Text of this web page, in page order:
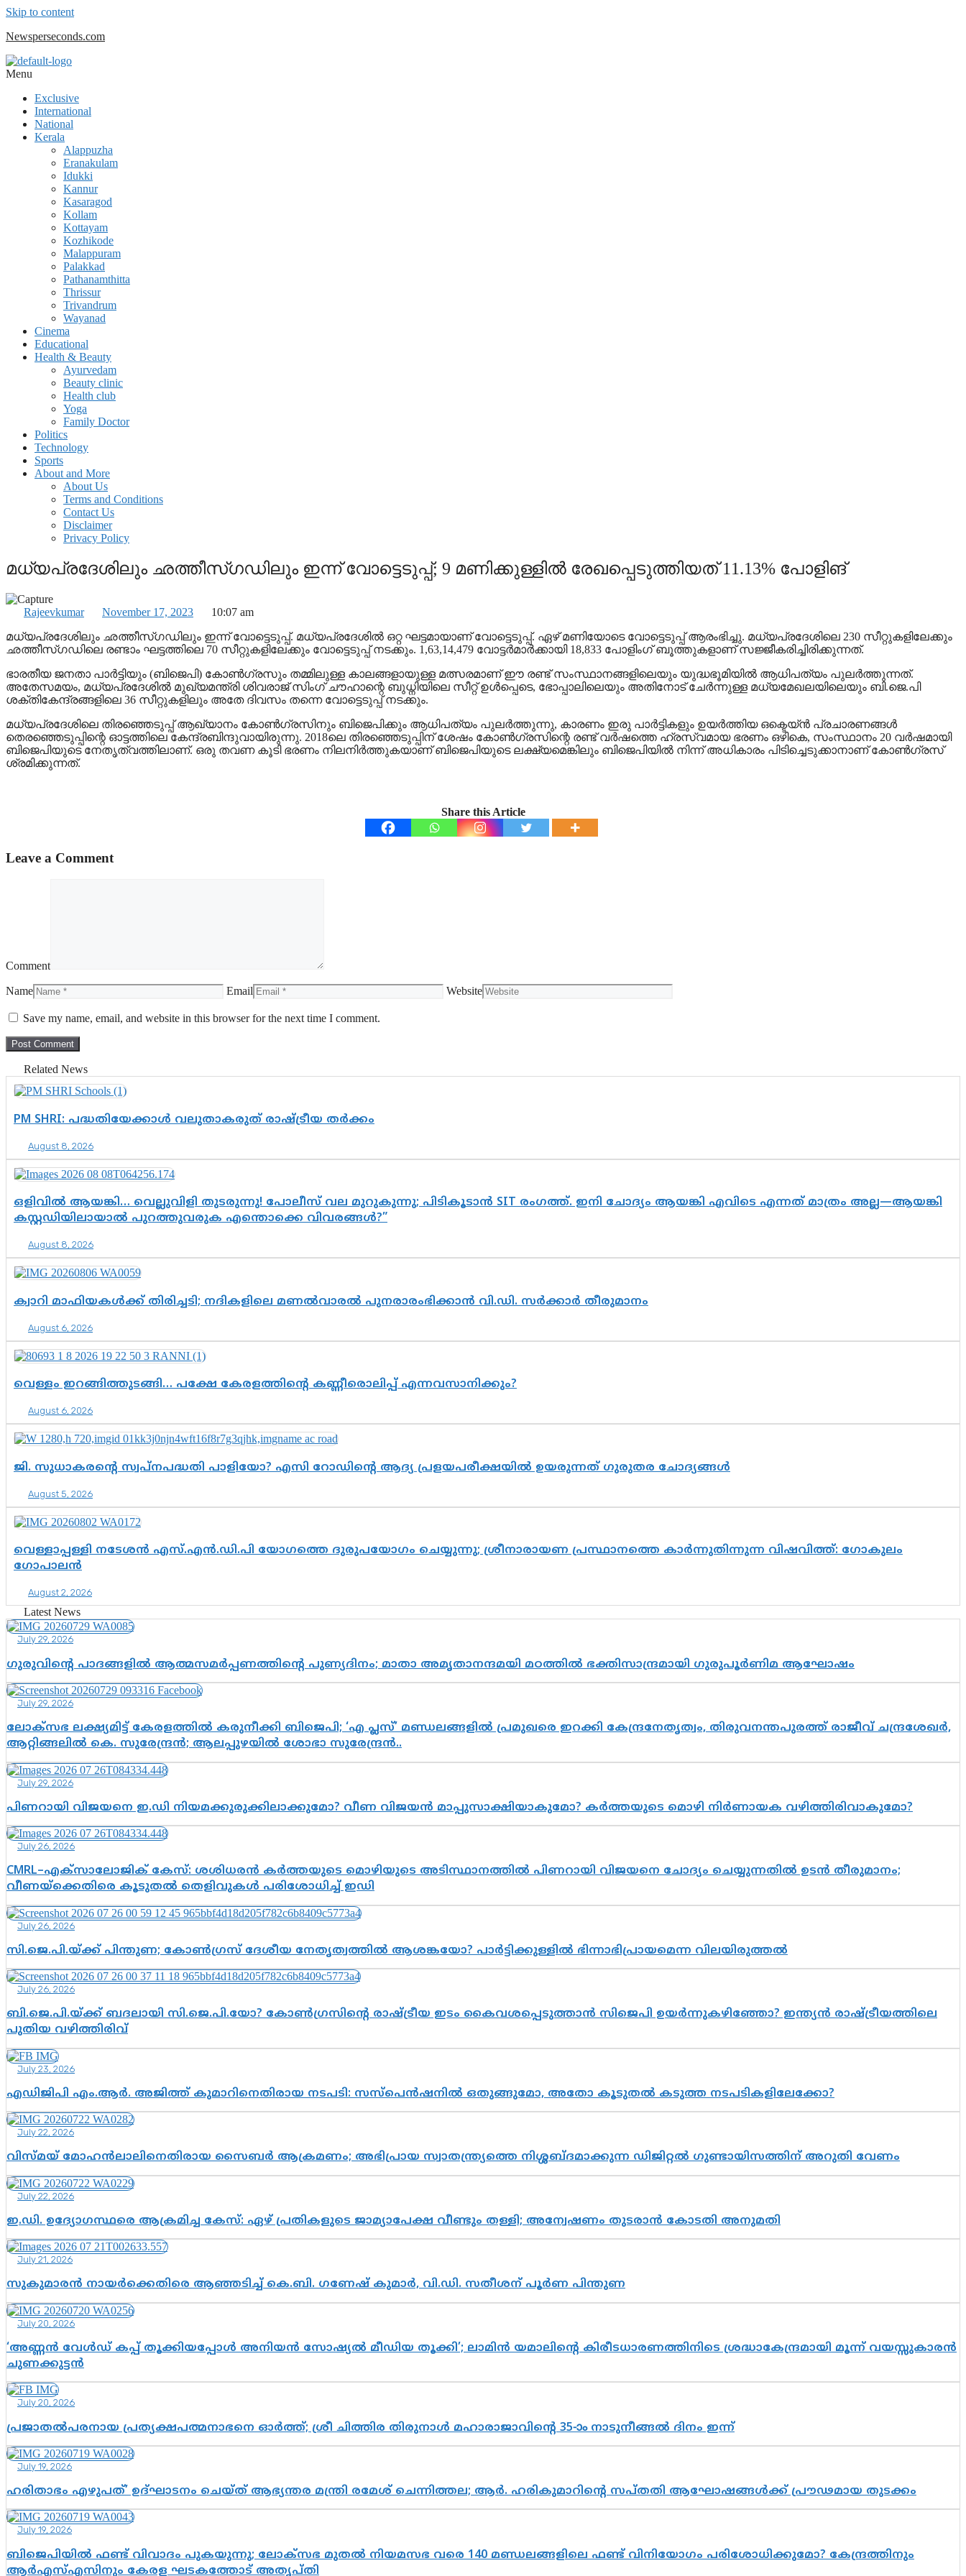
Skip to content
Newsperseconds.com
Menu
Exclusive
International
National
Kerala
Alappuzha
Eranakulam
Idukki
Kannur
Kasaragod
Kollam
Kottayam
Kozhikode
Malappuram
Palakkad
Pathanamthitta
Thrissur
Trivandrum
Wayanad
Cinema
Educational
Health & Beauty
Ayurvedam
Beauty clinic
Health club
Yoga
Family Doctor
Politics
Technology
Sports
About and More
About Us
Terms and Conditions
Contact Us
Disclaimer
Privacy Policy
മധ്യപ്രദേശിലും ഛത്തീസ്ഗഡിലും ഇന്ന് വോട്ടെടുപ്പ്; 9 മണിക്കുള്ളില്‍ രേഖപ്പെടുത്തിയത് 11.13% പോളിങ്
Rajeevkumar November 17, 2023
10:07 am
മധ്യപ്രദേശിലും ഛത്തീസ്ഗഡിലും ഇന്ന് വോട്ടെടുപ്പ്. മധ്യപ്രദേശില്‍ ഒറ്റ ഘട്ടമായാണ് വോട്ടെടുപ്പ്. ഏഴ് മണിയോടെ വോട്ടെടുപ്പ് ആരംഭിച്ചു. മധ്യപ്രദേശിലെ 230 സീറ്റുകളിലേക്കും
ഛത്തീസ്ഗഡിലെ രണ്ടാം ഘട്ടത്തിലെ 70 സീറ്റുകളിലേക്കും വോട്ടെടുപ്പ് നടക്കും. 1,63,14,479 വോട്ടര്‍മാര്‍ക്കായി 18,833 പോളിംഗ് ബൂത്തുകളാണ് സജ്ജീകരിച്ചിരിക്കുന്നത്.
ഭാരതീയ ജനതാ പാര്‍ട്ടിയും (ബിജെപി) കോണ്‍ഗ്രസും തമ്മിലുള്ള കാലങ്ങളായുള്ള മത്സരമാണ് ഈ രണ്ട് സംസ്ഥാനങ്ങളിലെയും യുദ്ധഭൂമിയില്‍ ആധിപത്യം പുലര്‍ത്തുന്നത്.
അതേസമയം, മധ്യപ്രദേശില്‍ മുഖ്യമന്ത്രി ശിവരാജ് സിംഗ് ചൗഹാന്റെ ബുധ്നിയിലെ സീറ്റ് ഉള്‍പ്പെടെ, ഭോപ്പാലിലെയും അതിനോട് ചേര്‍ന്നുള്ള മധ്യമേഖലയിലെയും ബി.ജെ.പി
ശക്തികേന്ദ്രങ്ങളിലെ 36 സീറ്റുകളിലും അതേ ദിവസം തന്നെ വോട്ടെടുപ്പ് നടക്കും.
മധ്യപ്രദേശിലെ തിരഞ്ഞെടുപ്പ് ആഖ്യാനം കോണ്‍ഗ്രസിനും ബിജെപിക്കും ആധിപത്യം പുലര്‍ത്തുന്നു, കാരണം ഇരു പാര്‍ട്ടികളും ഉയര്‍ത്തിയ ഒക്ടെയ്ന്‍ പ്രചാരണങ്ങള്‍
തെരഞ്ഞെടുപ്പിന്റെ ഓട്ടത്തിലെ കേന്ദ്രബിന്ദുവായിരുന്നു. 2018ലെ തിരഞ്ഞെടുപ്പിന് ശേഷം കോണ്‍ഗ്രസിന്റെ രണ്ട് വര്‍ഷത്തെ ഹ്രസ്വമായ ഭരണം ഒഴികെ, സംസ്ഥാനം 20 വര്‍ഷമായി
ബിജെപിയുടെ നേതൃത്വത്തിലാണ്. ഒരു തവണ കൂടി ഭരണം നിലനിര്‍ത്തുകയാണ് ബിജെപിയുടെ ലക്ഷ്യമെങ്കിലും ബിജെപിയില്‍ നിന്ന് അധികാരം പിടിച്ചെടുക്കാനാണ് കോണ്‍ഗ്രസ്
ശ്രമിക്കുന്നത്.
Share this Article
Leave a Comment
Comment
Name Email Website
Save my name, email, and website in this browser for the next time I comment.
Related News
PM SHRI: പദ്ധതിയേക്കാൾ വലുതാകരുത് രാഷ്ട്രീയ തർക്കം
August 8, 2026
ഒളിവിൽ ആയങ്കി… വെല്ലുവിളി തുടരുന്നു! പോലീസ് വല മുറുകുന്നു; പിടികൂടാൻ SIT രംഗത്ത്. ഇനി ചോദ്യം ആയങ്കി എവിടെ എന്നത് മാത്രം അല്ല—ആയങ്കി
കസ്റ്റഡിയിലായാൽ പുറത്തുവരുക എന്തൊക്കെ വിവരങ്ങൾ?”
August 8, 2026
ക്വാറി മാഫിയകൾക്ക് തിരിച്ചടി; നദികളിലെ മണൽവാരൽ പുനരാരംഭിക്കാൻ വി.ഡി. സർക്കാർ തീരുമാനം
August 6, 2026
വെള്ളം ഇറങ്ങിത്തുടങ്ങി… പക്ഷേ കേരളത്തിന്റെ കണ്ണീരൊലിപ്പ് എന്നവസാനിക്കും?
August 6, 2026
ജി. സുധാകരന്റെ സ്വപ്നപദ്ധതി പാളിയോ? എസി റോഡിന്റെ ആദ്യ പ്രളയപരീക്ഷയിൽ ഉയരുന്നത് ഗുരുതര ചോദ്യങ്ങൾ
August 5, 2026
വെള്ളാപ്പള്ളി നടേശൻ എസ്.എൻ.ഡി.പി യോഗത്തെ ദുരുപയോഗം ചെയ്യുന്നു; ശ്രീനാരായണ പ്രസ്ഥാനത്തെ കാർന്നുതിന്നുന്ന വിഷവിത്ത്: ഗോകുലം
ഗോപാലൻ
August 2, 2026
Latest News
July 29, 2026
ഗുരുവിന്റെ പാദങ്ങളിൽ ആത്മസമർപ്പണത്തിന്റെ പുണ്യദിനം; മാതാ അമൃതാനന്ദമയി മഠത്തിൽ ഭക്തിസാന്ദ്രമായി ഗുരുപൂർണിമ ആഘോഷം
July 29, 2026
ലോക്സഭ ലക്ഷ്യമിട്ട് കേരളത്തിൽ കരുനീക്കി ബിജെപി; ‘എ പ്ലസ്’ മണ്ഡലങ്ങളിൽ പ്രമുഖരെ ഇറക്കി കേന്ദ്രനേതൃത്വം, തിരുവനന്തപുരത്ത് രാജീവ് ചന്ദ്രശേഖർ,
ആറ്റിങ്ങലിൽ കെ. സുരേന്ദ്രൻ; ആലപ്പുഴയിൽ ശോഭാ സുരേന്ദ്രൻ..
July 29, 2026
പിണറായി വിജയനെ ഇ.ഡി നിയമക്കുരുക്കിലാക്കുമോ? വീണ വിജയൻ മാപ്പുസാക്ഷിയാകുമോ? കർത്തയുടെ മൊഴി നിർണായക വഴിത്തിരിവാകുമോ?
July 26, 2026
CMRL–എക്‌സാലോജിക് കേസ്: ശശിധരൻ കർത്തയുടെ മൊഴിയുടെ അടിസ്ഥാനത്തിൽ പിണറായി വിജയനെ ചോദ്യം ചെയ്യുന്നതിൽ ഉടൻ തീരുമാനം;
വീണയ്‌ക്കെതിരെ കൂടുതൽ തെളിവുകൾ പരിശോധിച്ച് ഇഡി
July 26, 2026
സി.ജെ.പി.യ്ക്ക് പിന്തുണ; കോൺഗ്രസ് ദേശീയ നേതൃത്വത്തിൽ ആശങ്കയോ? പാർട്ടിക്കുള്ളിൽ ഭിന്നാഭിപ്രായമെന്ന വിലയിരുത്തൽ
July 26, 2026
ബി.ജെ.പി.യ്ക്ക് ബദലായി സി.ജെ.പി.യോ? കോൺഗ്രസിന്റെ രാഷ്ട്രീയ ഇടം കൈവശപ്പെടുത്താൻ സിജെപി ഉയർന്നുകഴിഞ്ഞോ? ഇന്ത്യൻ രാഷ്ട്രീയത്തിലെ
പുതിയ വഴിത്തിരിവ്
July 23, 2026
എഡിജിപി എം.ആർ. അജിത്ത് കുമാറിനെതിരായ നടപടി: സസ്പെൻഷനിൽ ഒതുങ്ങുമോ, അതോ കൂടുതൽ കടുത്ത നടപടികളിലേക്കോ?
July 22, 2026
വിസ്മയ് മോഹൻലാലിനെതിരായ സൈബർ ആക്രമണം; അഭിപ്രായ സ്വാതന്ത്ര്യത്തെ നിശ്ശബ്ദമാക്കുന്ന ഡിജിറ്റൽ ഗുണ്ടായിസത്തിന് അറുതി വേണം
July 22, 2026
ഇ.ഡി. ഉദ്യോഗസ്ഥരെ ആക്രമിച്ച കേസ്: ഏഴ് പ്രതികളുടെ ജാമ്യാപേക്ഷ വീണ്ടും തള്ളി; അന്വേഷണം തുടരാൻ കോടതി അനുമതി
July 21, 2026
സുകുമാരൻ നായർക്കെതിരെ ആഞ്ഞടിച്ച് കെ.ബി. ഗണേഷ് കുമാർ, വി.ഡി. സതീശന് പൂർണ പിന്തുണ
July 20, 2026
‘അണ്ണൻ വേൾഡ് കപ്പ് തൂക്കിയപ്പോൾ അനിയൻ സോഷ്യൽ മീഡിയ തൂക്കി’; ലാമിൻ യമാലിന്റെ കിരീടധാരണത്തിനിടെ ശ്രദ്ധാകേന്ദ്രമായി മൂന്ന് വയസ്സുകാരൻ
ചുണക്കുട്ടൻ
July 20, 2026
പ്രജാതൽപരനായ പ്രത്യക്ഷപത്മനാഭനെ ഓർത്ത്; ശ്രീ ചിത്തിര തിരുനാൾ മഹാരാജാവിന്റെ 35-ാം നാടുനീങ്ങൽ ദിനം ഇന്ന്
July 19, 2026
ഹരിതാഭം എഴുപത്’ ഉദ്ഘാടനം ചെയ്ത് ആഭ്യന്തര മന്ത്രി രമേശ് ചെന്നിത്തല; ആർ. ഹരികുമാറിന്റെ സപ്തതി ആഘോഷങ്ങൾക്ക് പ്രൗഢമായ തുടക്കം
July 19, 2026
ബിജെപിയിൽ ഫണ്ട് വിവാദം പുകയുന്നു; ലോക്സഭ മുതൽ നിയമസഭ വരെ 140 മണ്ഡലങ്ങളിലെ ഫണ്ട് വിനിയോഗം പരിശോധിക്കുമോ? കേന്ദ്രത്തിനും
ആർഎസ്എസിനും കേരള ഘടകത്തോട് അതൃപ്തി